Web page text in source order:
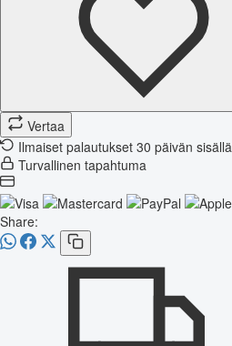
Vertaa
Ilmaiset palautukset 30 päivän sisällä
Turvallinen tapahtuma
Share: